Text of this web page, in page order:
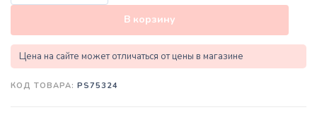
В корзину
Цена на сайте может отличаться от цены в магазине
КОД ТОВАРА: PS75324